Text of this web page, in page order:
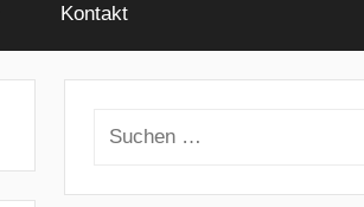
Kontakt
Suchen